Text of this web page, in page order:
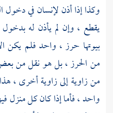
وكذا إذا أذن لإنسان في
يقطع ، وإن لم يأذن له
بيوتها حرز ، واحد فلم يكن
من الحرز ، بل هو نقل من
من زاوية إلى زاوية أخرى ،
واحد ، فأما إذا كان كل منزل